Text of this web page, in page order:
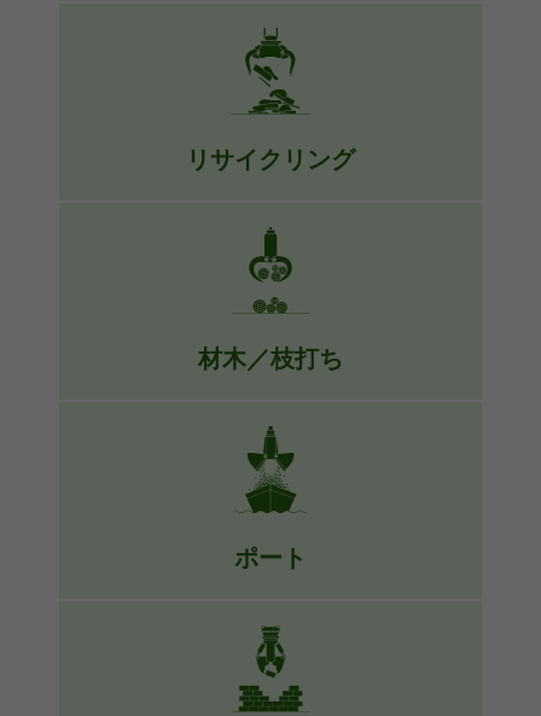
シーン ラインを有し、当社には、最も
小さなものから最も大きなものまで、
スクラップハンドリングの課題に対す
リサイクリング
など、リサイクリングのタスク用に、
目的にあわせて作製された
SENNEBOGENのマテリアルハンド
クルで作業がより迅速になります。
詳細
材木／枝打ち
ら、道路わきでの枝打ちにおける安全
性の向上まで。当社のマテリアルハン
ドリングマシーンの範囲は、ニーズに
ポート
線路を走行したり、地面に馴染みやす
いホイールタイプや特別なご要件に合
わせて柔軟に、皆様のポートのロジス